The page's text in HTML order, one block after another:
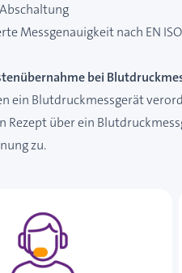
Messgenauigkeit nach EN
bei
ein Blutdruckmessgerät
Rezept über ein
zu.